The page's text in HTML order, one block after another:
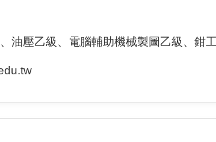
油壓乙級、電腦輔助機械製圖乙級、鉗